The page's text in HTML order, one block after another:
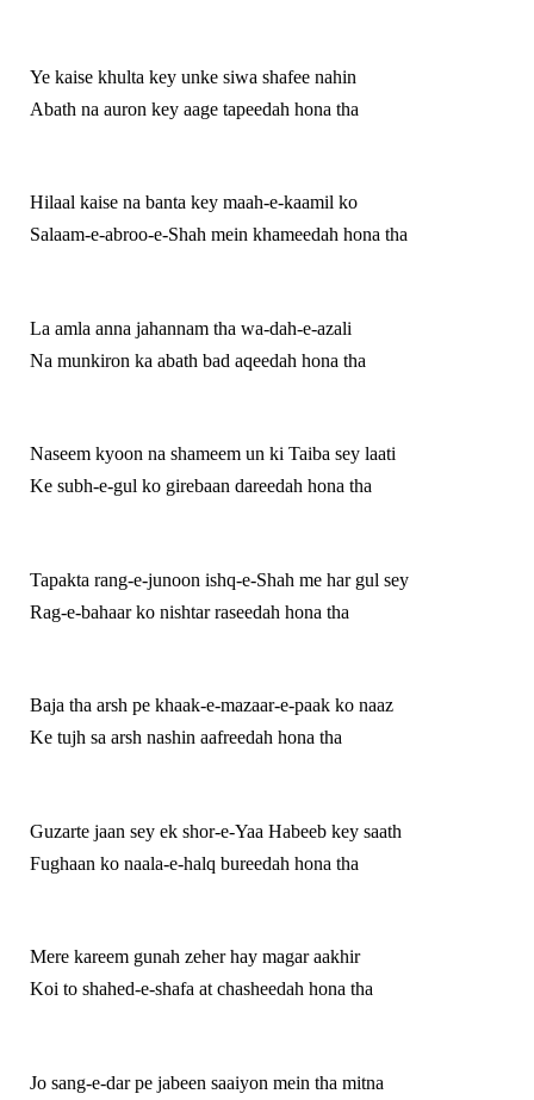
Ye kaise khulta key unke siwa shafee nahin
Abath na auron key aage tapeedah hona tha
Hilaal kaise na banta key maah-e-kaamil ko
Salaam-e-abroo-e-Shah mein khameedah hona tha
La amla anna jahannam tha wa-dah-e-azali
Na munkiron ka abath bad aqeedah hona tha
Naseem kyoon na shameem un ki Taiba sey laati
Ke subh-e-gul ko girebaan dareedah hona tha
Tapakta rang-e-junoon ishq-e-Shah me har gul sey
Rag-e-bahaar ko nishtar raseedah hona tha
Baja tha arsh pe khaak-e-mazaar-e-paak ko naaz
Ke tujh sa arsh nashin aafreedah hona tha
Guzarte jaan sey ek shor-e-Yaa Habeeb key saath
Fughaan ko naala-e-halq bureedah hona tha
Mere kareem gunah zeher hay magar aakhir
Koi to shahed-e-shafa at chasheedah hona tha
Jo sang-e-dar pe jabeen saaiyon mein tha mitna